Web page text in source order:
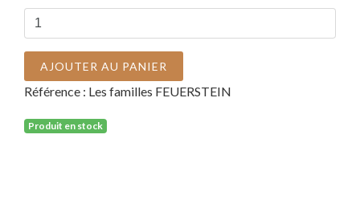
AJOUTER AU PANIER
Référence : Les familles FEUERSTEIN
Produit en stock